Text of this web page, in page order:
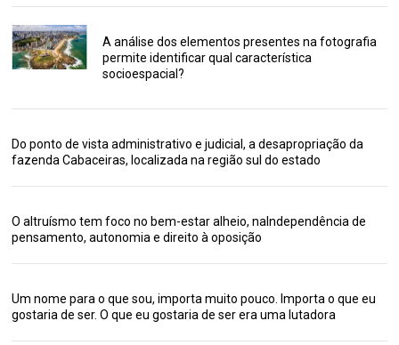
A análise dos elementos presentes na fotografia
permite identificar qual característica
socioespacial?
Do ponto de vista administrativo e judicial, a desapropriação da
fazenda Cabaceiras, localizada na região sul do estado
O altruísmo tem foco no bem-estar alheio, naIndependência de
pensamento, autonomia e direito à oposição
Um nome para o que sou, importa muito pouco. Importa o que eu
gostaria de ser. O que eu gostaria de ser era uma lutadora